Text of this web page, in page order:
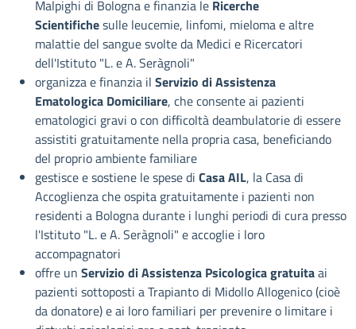
Malpighi di Bologna e finanzia le Ricerche
Scientifichesulle leucemie, linfomi, mieloma e altre
malattie del sangue svolte da Medici e Ricercatori
dell'Istituto "L. e A. Seràgnoli"
organizza e finanzia il Servizio di Assistenza
Ematologica Domiciliare, che consente ai pazienti
ematologici gravi o con difficoltà deambulatorie di essere
assistiti gratuitamente nella propria casa, beneficiando
del proprio ambiente familiare
gestisce e sostiene le spese di Casa AIL, la Casa di
Accoglienza che ospita gratuitamente i pazienti non
residenti a Bologna durante i lunghi periodi di cura presso
l'Istituto "L. e A. Seràgnoli" e accoglie i loro
accompagnatori
offre un Servizio di Assistenza Psicologica gratuitaai
pazienti sottoposti a Trapianto di Midollo Allogenico (cioè
da donatore) e ai loro familiari per prevenire o limitare i